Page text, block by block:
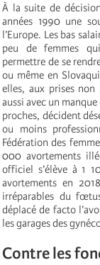
À la suite de
années 1990 une
l’Europe. Les bas
peu de femmes
permettre de se
ou même en
elles, aux prises non
aussi avec un
proches, décident
ou moins
Fédération des
000 avortements
officiel s’élève à 1
avortements en
irréparables du
déplacé de facto
les garages des
Contre les